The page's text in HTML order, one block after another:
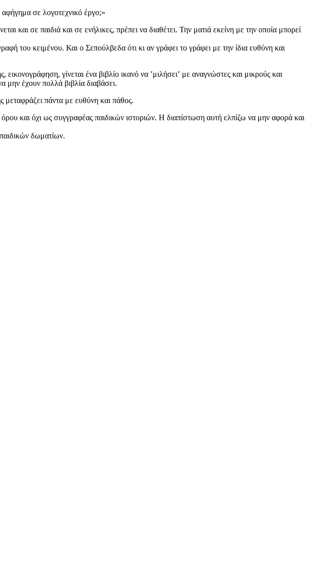
σε λογοτεχνικό έργο;»
και σε παιδιά και σε ενήλικες, πρέπει να διαθέτει. Την ματιά εκείνη με την οποία μπορεί
του κειμένου. Και ο Σεπούλβεδα ότι κι αν γράφει το γράφει με την ίδια ευθύνη και
γίνεται ένα βιβλίο ικανό να ʽμιλήσειʼ με αναγνώστες και μικρούς και
μην έχουν πολλά βιβλία διαβάσει.
πάντα με ευθύνη και πάθος.
και όχι ως συγγραφέας παιδικών ιστοριών. Η διαπίστωση αυτή ελπίζω να μην αφορά και
δωματίων.